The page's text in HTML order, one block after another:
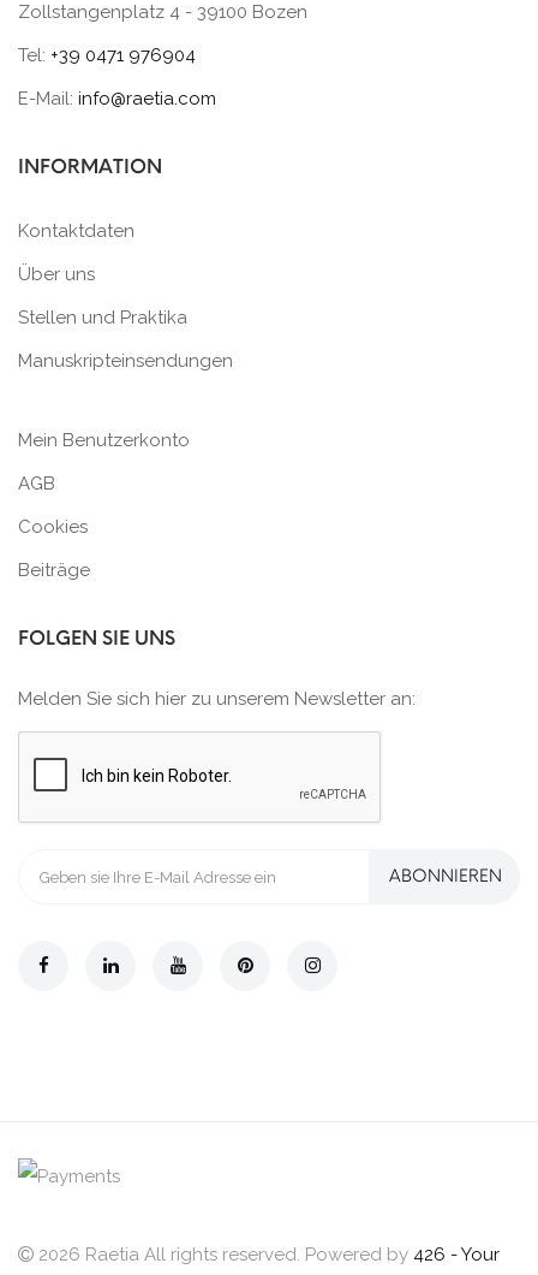
Zollstangenplatz 4 - 39100 Bozen
Tel: +39 0471 976904
E-Mail: info@raetia.com
INFORMATION
Kontaktdaten
Über uns
Stellen und Praktika
Manuskripteinsendungen
Mein Benutzerkonto
AGB
Cookies
Beiträge
FOLGEN SIE UNS
Melden Sie sich hier zu unserem Newsletter an:
ABONNIEREN
2026 Raetia All rights reserved. Powered by 426 - Your